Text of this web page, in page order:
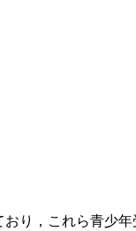
り，これら青少